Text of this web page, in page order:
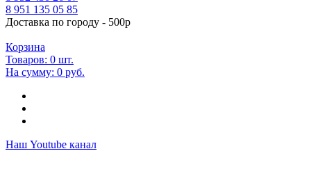
8 951 135 05 85
Доставка по городу - 500р
Корзина
Товаров: 0 шт.
На сумму: 0 руб.
Наш Youtube канал